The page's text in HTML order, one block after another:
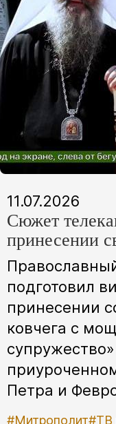
11.07.2026
Сюжет
принесении
подготовил
принесении
ковчега с
Петра и
#Митрополит#ТВ